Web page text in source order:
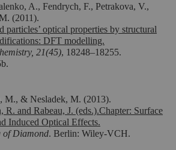
A., Fendrych, F., Petrakova, V.,
(2011).
particles’ optical properties by structural
DFT modelling.
21(45), 18248–18255.
M., & Nesladek, M. (2013).
and Rabeau, J. (eds.).Chapter: Surface
Induced Optical Effects.
of Diamond. Berlin: Wiley-VCH.